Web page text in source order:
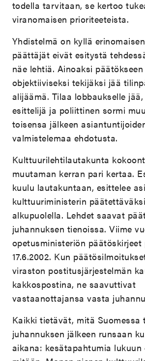
todella tarvitaan, se kertoo
viranomaisen prioriteeteista.
Yhdistelmä on kyllä
päättäjät eivät esitystä
näe lehtiä. Ainoaksi
objektiiviseksi tekijäksi jää
alijäämä. Tilaa lobbaukselle
esittelijä ja poliittinen sormi
toisensa jälkeen
valmistelemaa ehdotusta.
Kulttuurilehtilautakunta
muutaman kerran pari kertaa.
kuulu lautakuntaan, esittelee
kulttuuriministerin
alkupuolella. Lehdet saavat
juhannuksen tienoissa. Viime
opetusministeriön
17.6.2002. Kun
viraston postitusjärjestelmän
kakkospostina, ne saavuttivat
vastaanottajansa vasta
Kaikki tietävät, mitä Suomessa
juhannuksen jälkeen runsaan
aikana: kesätapahtumia